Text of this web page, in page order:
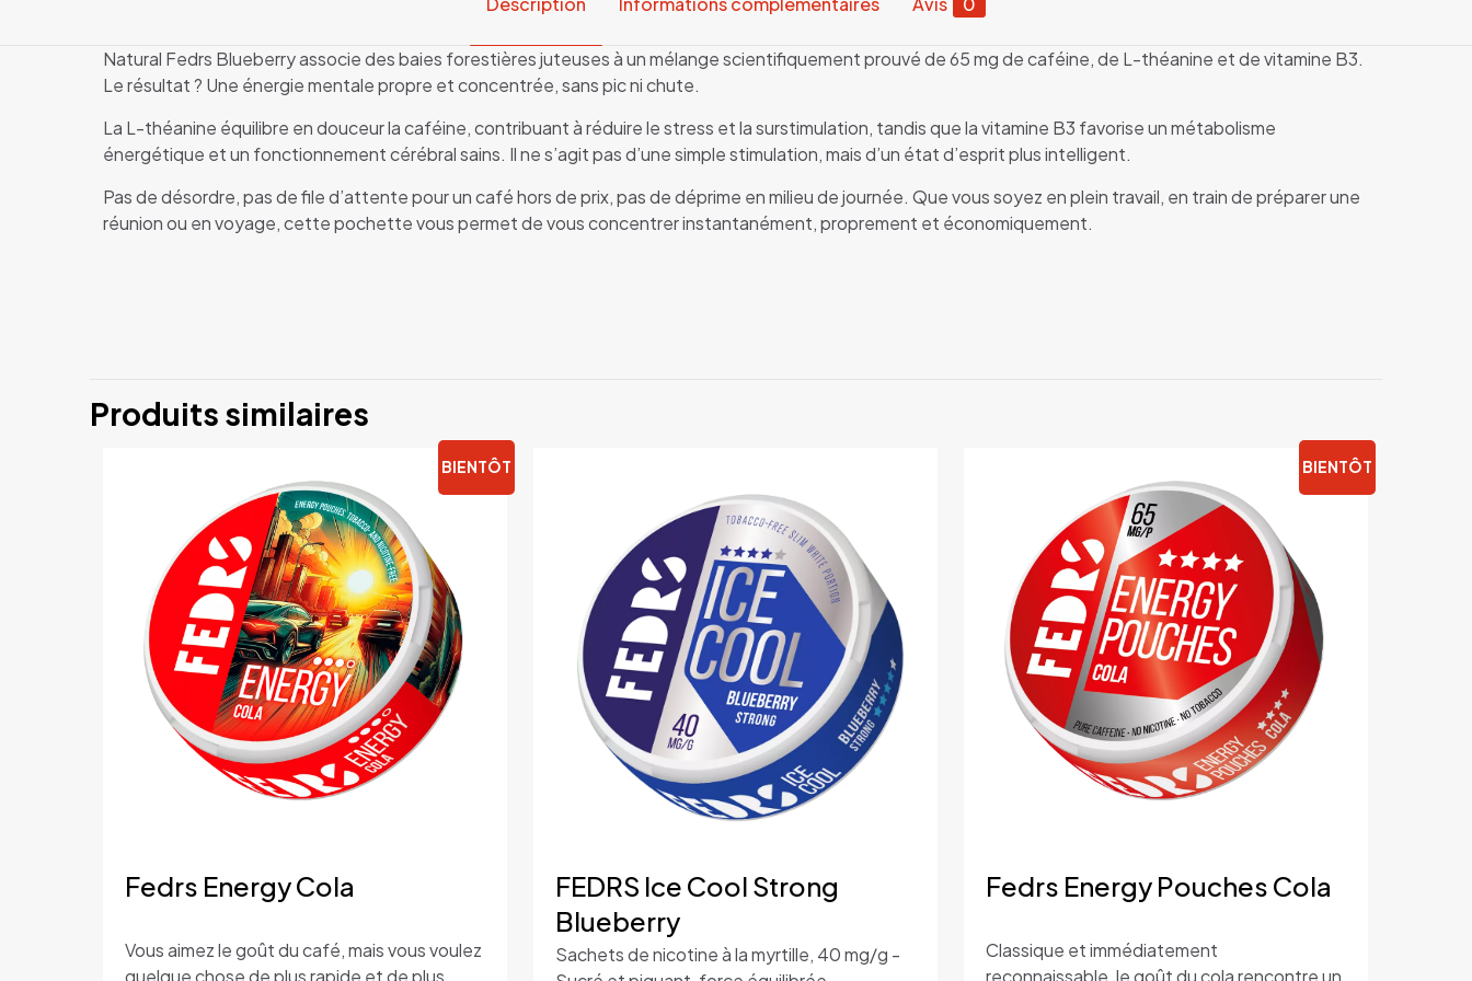
Natural Fedrs Blueberry associe des baies forestières juteuses à un mélange scientifiquement prouvé de 65 mg de caféine, de L-théanine et de vitamine B3.
Le résultat ? Une énergie mentale propre et concentrée, sans pic ni chute.
La L-théanine équilibre en douceur la caféine, contribuant à réduire le stress et la surstimulation, tandis que la vitamine B3 favorise un métabolisme
énergétique et un fonctionnement cérébral sains. Il ne s’agit pas d’une simple stimulation, mais d’un état d’esprit plus intelligent.
Pas de désordre, pas de file d’attente pour un café hors de prix, pas de déprime en milieu de journée. Que vous soyez en plein travail, en train de préparer une
réunion ou en voyage, cette pochette vous permet de vous concentrer instantanément, proprement et économiquement.
Pays
Saveur
myrtille
Format
slim
Fabricant
Fedrs
Portion
20 pouches/can
Quantité
Boîte, Rouleau (10 boîtes)
Vous devez être
Produits similaires
BIENTÔT
Fedrs Energy Cola
Vous aimez le goût du café, mais vous voulez
FEDRS Ice Cool Strong
Blueberry
Sachets de nicotine à la myrtille, 40 mg/g -
BIENTÔT
Fedrs Energy Pouches Cola
Classique et immédiatement